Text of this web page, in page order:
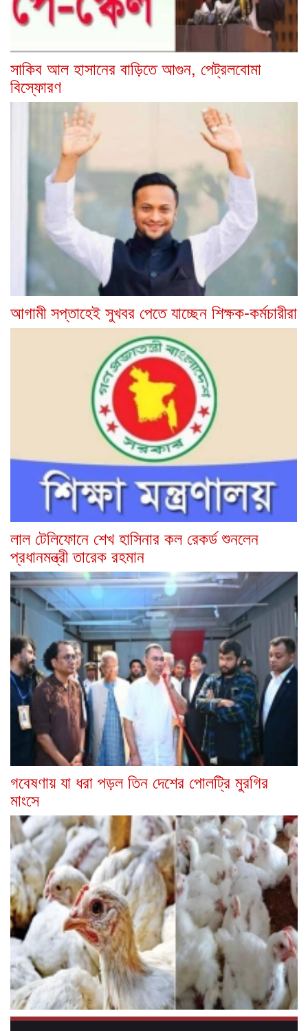
সাকিব আল হাসানের বাড়িতে আগুন, পেট্রলবোমা
বিস্ফোরণ
আগামী সপ্তাহেই সুখবর পেতে যাচ্ছেন শিক্ষক-কর্মচারীরা
লাল টেলিফোনে শেখ হাসিনার কল রেকর্ড শুনলেন
প্রধানমন্ত্রী তারেক রহমান
গবেষণায় যা ধরা পড়ল তিন দেশের পোলট্রি মুরগির
মাংসে